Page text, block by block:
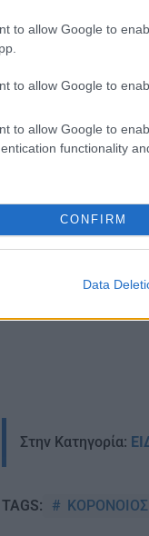
to allow Google to
to allow Google to
to allow Google to
functionality
CONFIRM
Data
Στην Κατηγορία:
TAGS: ΚΟΡΟΝΟΙΟΣ